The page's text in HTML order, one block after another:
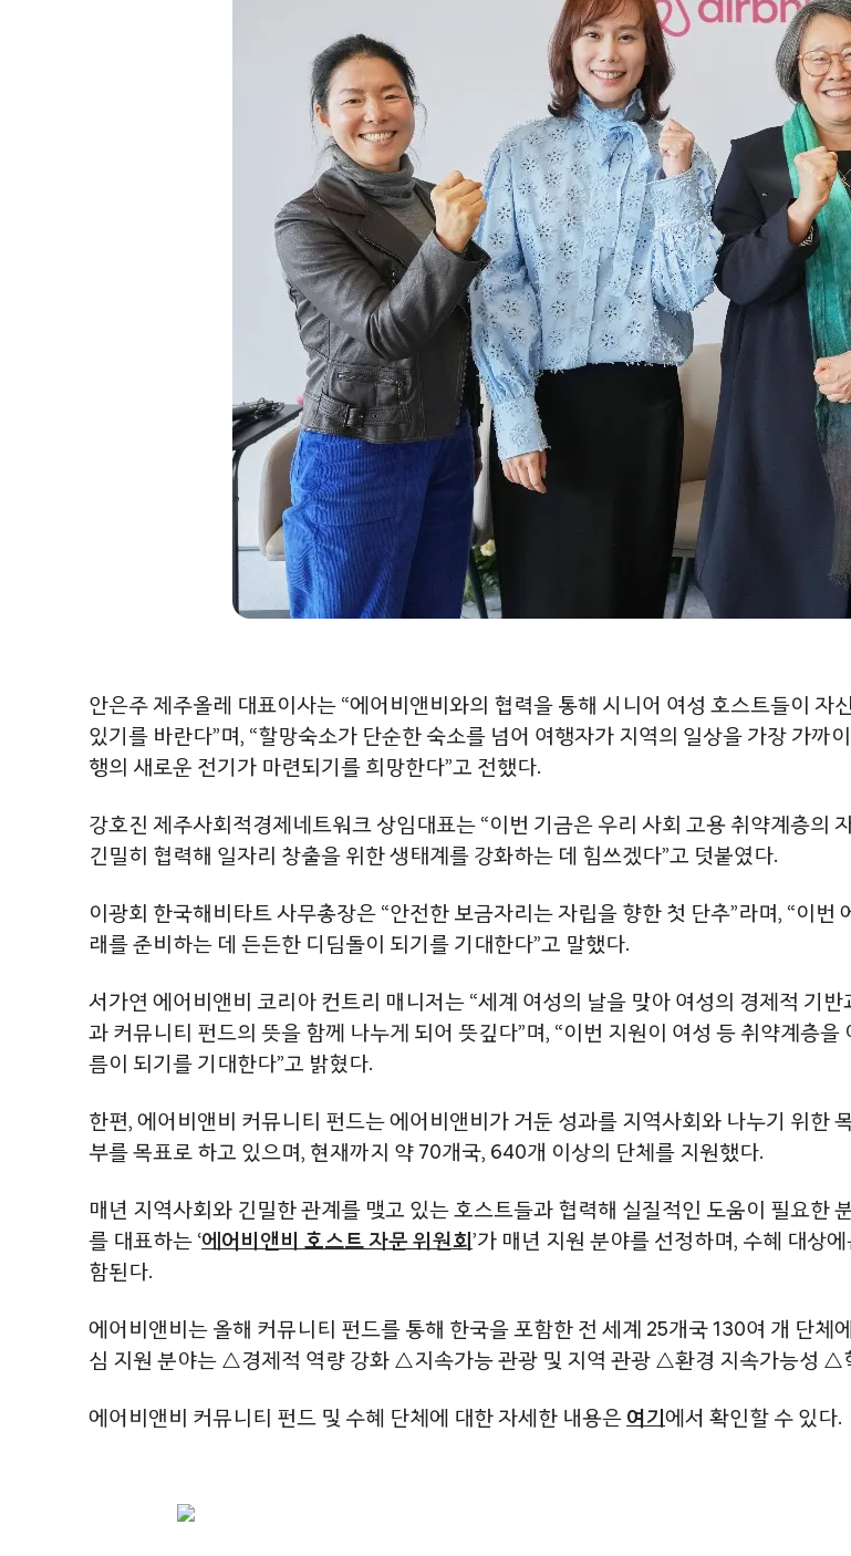
안은주 제주올레 대표이사는 “에어비앤비와의 협력을 통해 시니어 여성 호스트들이
있기를 바란다”며, “할망숙소가 단순한 숙소를 넘어 여행자가 지역의 일상을 가장 가까
행의 새로운 전기가 마련되기를 희망한다”고 전했다.
강호진 제주사회적경제네트워크 상임대표는 “이번 기금은 우리 사회 고용 취약계층의
긴밀히 협력해 일자리 창출을 위한 생태계를 강화하는 데 힘쓰겠다”고 덧붙였다.
이광회 한국해비타트 사무총장은 “안전한 보금자리는 자립을 향한 첫 단추”라며, “이
래를 준비하는 데 든든한 디딤돌이 되기를 기대한다”고 말했다.
서가연 에어비앤비 코리아 컨트리 매니저는 “세계 여성의 날을 맞아 여성의 경제적 기
과 커뮤니티 펀드의 뜻을 함께 나누게 되어 뜻깊다”며, “이번 지원이 여성 등 취약계층
름이 되기를 기대한다”고 밝혔다.
한편, 에어비앤비 커뮤니티 펀드는 에어비앤비가 거둔 성과를 지역사회와 나누기 위한
부를 목표로 하고 있으며, 현재까지 약 70개국, 640개 이상의 단체를 지원했다.
매년 지역사회와 긴밀한 관계를 맺고 있는 호스트들과 협력해 실질적인 도움이 필요한
를 대표하는 ‘에어비앤비 호스트 자문 위원회’가 매년 지원 분야를 선정하며, 수혜 대상
함된다.
에어비앤비는 올해 커뮤니티 펀드를 통해 한국을 포함한 전 세계 25개국 130여 개 단체
심 지원 분야는 △경제적 역량 강화 △지속가능 관광 및 지역 관광 △환경 지속가능성 △
에어비앤비 커뮤니티 펀드 및 수혜 단체에 대한 자세한 내용은 여기에서 확인할 수 있다.